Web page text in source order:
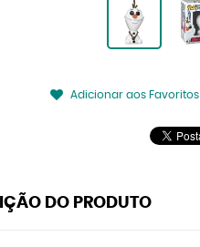
Adicionar aos Favoritos
DO PRODUTO